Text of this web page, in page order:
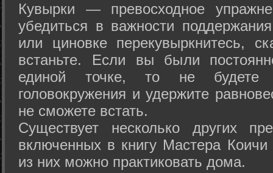
Кувырки — превосходное
убедиться в важности
или циновке перекувыркнитесь,
встаньте. Если вы были
единой точке, то не будете
головокружения и удержите
не сможете встать.
Существует несколько других
включенных в книгу Мастера
из них можно практиковать дома.